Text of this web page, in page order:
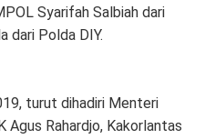
Syarifah Salbiah dari
dari Polda DIY.
turut dihadiri Menteri
Agus Rahardjo, Kakorlantas